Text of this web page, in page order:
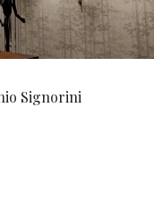
Signorini